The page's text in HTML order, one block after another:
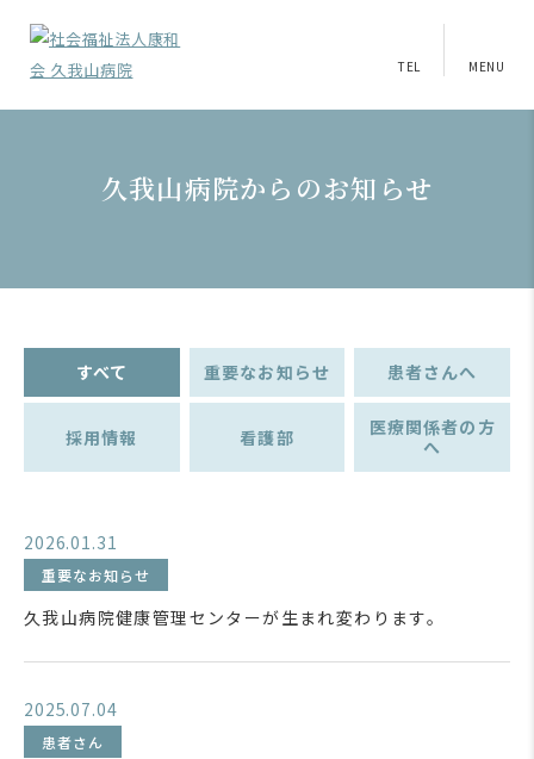
TEL MENU
久我山病院からのお知らせ
すべて 重要なお知らせ 患者さんへ
採用情報 看護部
医療関係者の方
へ
2026.01.31
重要なお知らせ
久我山病院健康管理センターが生まれ変わります。
2025.07.04
患者さん